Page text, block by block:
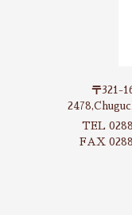
〒321-
TEL
FAX